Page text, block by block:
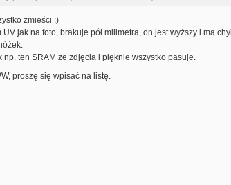
zmieści ;)
jak na foto, brakuje pół milimetra, on jest wyższy i ma
np. ten SRAM ze zdjęcia i pięknie wszystko pasuje.
proszę się wpisać na listę.